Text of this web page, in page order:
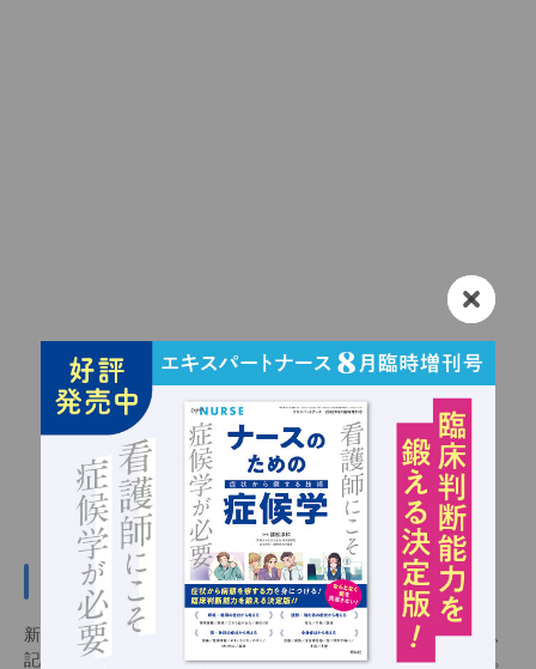
新規会員登録（無料）
新規会員登録（無料）をすると会員限定記事を閲覧できるほか、
記事をお気に入りに追加し、いつでも見返せるようになります。